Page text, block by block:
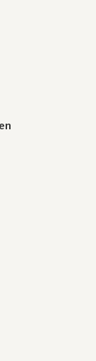
working voor
online werken